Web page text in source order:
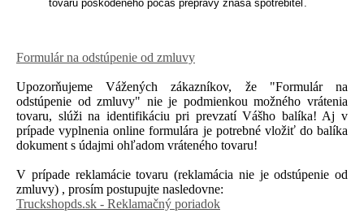
tovaru poškodeného počas prepravy znáša spotrebiteľ.
Formulár na odstúpenie od zmluvy
Upozorňujeme Vážených zákazníkov, že "Formulár na
odstúpenie od zmluvy" nie je podmienkou možného vrátenia
tovaru, slúži na identifikáciu pri prevzatí Vášho balíka! Aj v
prípade vyplnenia online formulára je potrebné vložiť do balíka
dokument s údajmi ohľadom vráteného tovaru!
V prípade reklamácie tovaru (reklamácia nie je odstúpenie od
zmluvy) , prosím postupujte nasledovne:
Truckshopds.sk - Reklamačný poriadok